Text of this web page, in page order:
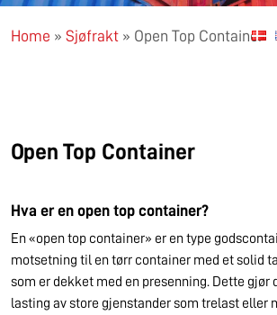
Home » Sjøfrakt » Open Top Container
Open Top Container
Hva er en open top container?
En «open top container» er en type
motsetning til en tørr container med et solid
som er dekket med en presenning. Dette gjør
lasting av store gjenstander som trelast eller